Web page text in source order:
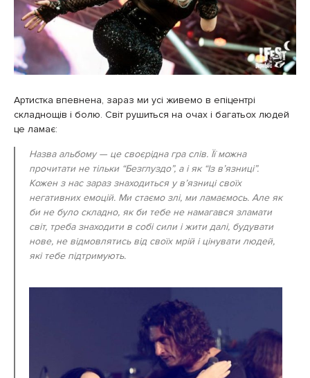
Артистка впевнена, зараз ми усі живемо в епіцентрі
складнощів і болю. Світ рушиться на очах і багатьох людей
це ламає:
Назва альбому — це своєрідна гра слів. Її можна
прочитати не тільки “Безглуздо”, а і як “Із в’язниці”.
Кожен з нас зараз знаходиться у в’язниці своїх
негативних емоцій. Ми стаємо злі, ми ламаємось. Але як
би не було складно, як би тебе не намагався зламати
світ, треба знаходити в собі сили і жити далі, будувати
нове, не відмовлятись від своїх мрій і цінувати людей,
які тебе підтримують.